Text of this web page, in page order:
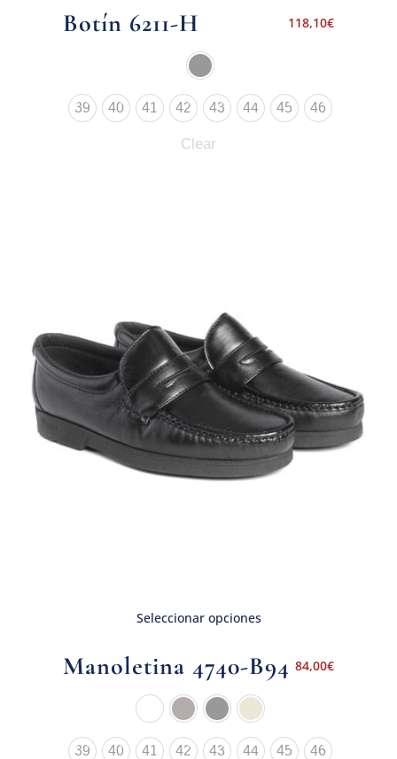
Botín 6211-H 118,10€
39 40 41 42 43 44 45 46
Clear
Seleccionar opciones
Manoletina 4740-B94 84,00€
39 40 41 42 43 44 45 46